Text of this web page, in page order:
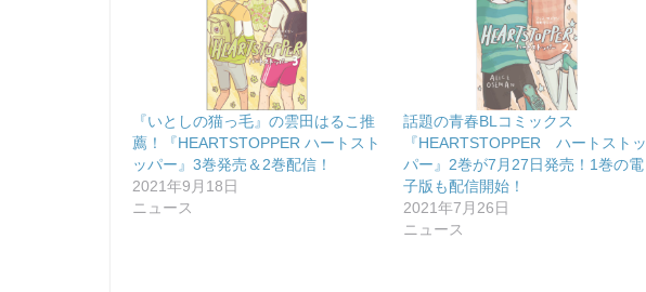
『いとしの猫っ毛』の雲田はるこ推
薦！『HEARTSTOPPER ハートスト
ッパー』3巻発売＆2巻配信！
2021年9月18日
ニュース
話題の青春BLコミックス
『HEARTSTOPPER ハートストッ
パー』2巻が7月27日発売！1巻の電
子版も配信開始！
2021年7月26日
ニュース